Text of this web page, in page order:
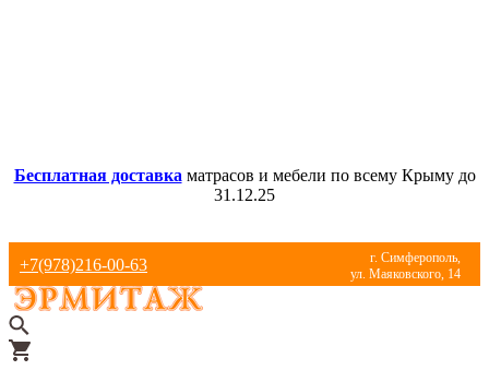
Бесплатная доставка матрасов и мебели по всему Крыму до
31.12.25
+7(978)216-00-63
г. Симферополь,
ул. Маяковского, 14